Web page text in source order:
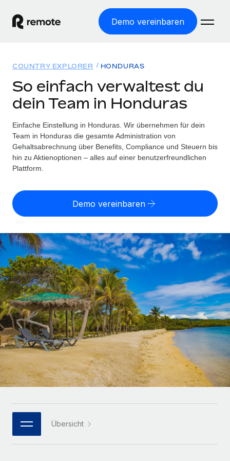
Demo vereinbaren
WELTWEITE BESCHÄFTIGUNG
Globale Payroll
Einfache, rechtssicher Payroll
Employer of Record
Weltweites Wachstum ohne Kosten für Niederlassungen
Contractor of Record
Rechtssichere, weltweite Arbeit mit Freelancer:innen
Globales Onboarding und Verwalten von
Freelancer:innen
PEO
Auslagern von komplexen HR-Aufgaben
INFRASTRUKTUR
Remote Embedded
Nahtlose Integration der HR in bestehende Abläufe
Plattform
Integrierte HR-Kernfunktionen für dein Team
MCP
Integrationen
Lösungen
WELTWEITE ABDECKUNG
Country Explorer
Länderspezifische Unterstützung bei der Einstellung
Einfache Einstellung in allen US-Bundesstaaten
WACHSTUMSPHASE
Startups
Agile HR- und Payroll-Lösungen für wachsende
Unternehmen
Mittelstand
Maßgeschneiderte HR-Lösungen, um Teams zu
vergrößern
Enterprise
Globale HR für Konzerne und Großunternehmen
PARTNER WERDEN
Flexible Einbettung von Global-HR-Funktionen in deine
Ressourcen
TOOLS UND RECHNER
Scheinselbstständigkeitsrisiko berechnen
Personalkostenrechner
Gesamtbeschäftigungskosten
Honorarzahlungen berechnen
Informationen zu möglichen Währungen und
Abwicklungsfristen für globale Freelancer:innen
LERNEN MIT REMOTE
Forschung und Leitfäden
Fallstudien
HR-Glossar
Bibliothek für Stellenbeschreibungen
Webinare
Preise
Nederlands
Français
Deutsch
Español
Italiano
Português (Portugal)
한국어
Anmelden
COUNTRY EXPLORER HONDURAS
So einfach verwaltest du
dein Team in Honduras
Einfache Einstellung in Honduras. Wir übernehmen für dein
Team in Honduras die gesamte Administration von
Gehaltsabrechnung über Benefits, Compliance und Steuern bis
hin zu Aktienoptionen – alles auf einer benutzerfreundlichen
Plattform.
Demo vereinbaren
Übersicht